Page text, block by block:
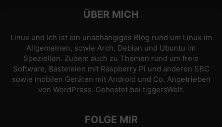
ÜBER MICH
Linux und Ich ist ein unabhängiges Blog rund um Linux im
Allgemeinen, sowie Arch, Debian und Ubuntu im
Speziellen. Zudem auch zu Themen rund um freie
Software, Basteleien mit Raspberry Pi und anderen SBC
sowie mobilen Geräten mit Android und Co. Angetrieben
von WordPress. Gehostet bei tiggersWelt.
FOLGE MIR